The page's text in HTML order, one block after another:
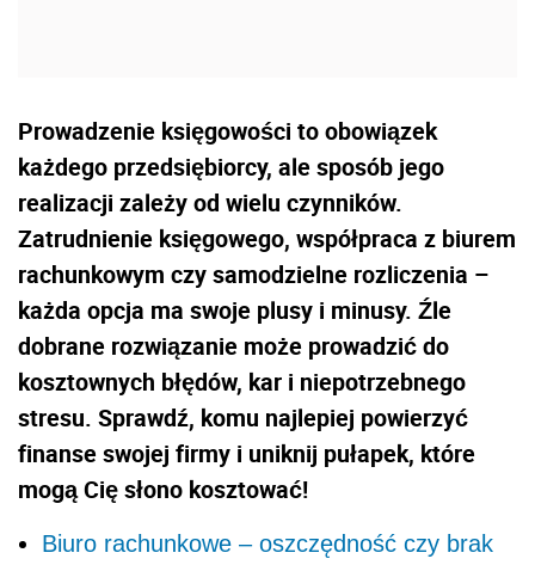
Prowadzenie księgowości to obowiązek
każdego przedsiębiorcy, ale sposób jego
realizacji zależy od wielu czynników.
Zatrudnienie księgowego, współpraca z biurem
rachunkowym czy samodzielne rozliczenia –
każda opcja ma swoje plusy i minusy. Źle
dobrane rozwiązanie może prowadzić do
kosztownych błędów, kar i niepotrzebnego
stresu. Sprawdź, komu najlepiej powierzyć
finanse swojej firmy i uniknij pułapek, które
mogą Cię słono kosztować!
Biuro rachunkowe – oszczędność czy brak